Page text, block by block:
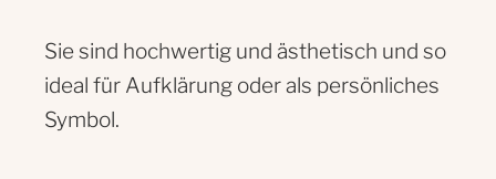
Sie sind hochwertig und ästhetisch und so
ideal für Aufklärung oder als persönliches
Symbol.